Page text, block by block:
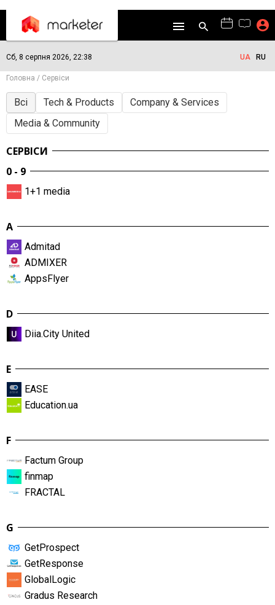
Сб, 8 серпня 2026, 22:38 UA RU
Головна Сервіси
Всі Tech & Products
Company & Services
Media & Community
СЕРВІСИ
0 - 9
1+1 media
A
Admitad
ADMIXER
AppsFlyer
D
Diia.City United
E
EASE
Education.ua
F
Factum Group
finmap
FRACTAL
G
GetProspect
GetResponse
GlobalLogic
Gradus Research